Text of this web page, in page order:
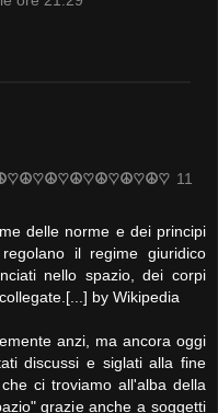
11
delle norme e dei principi
il regime giuridico
nello spazio, dei corpi
by Wikipedia
anzi, ma ancora oggi
discussi e siglati alla fine
ci troviamo all'alba della
grazie anche a soggetti